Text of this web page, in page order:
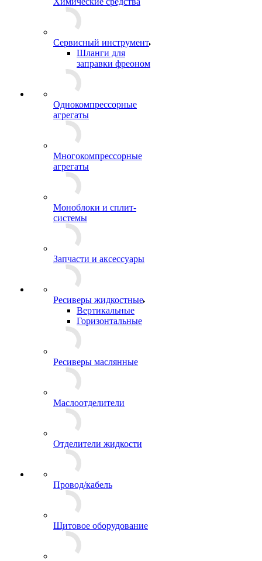
Сервисный инструмент
Шланги для
заправки фреоном
Однокомпрессорные
агрегаты
Многокомпрессорные
агрегаты
Моноблоки и сплит-
системы
Запчасти и аксессуары
Ресиверы жидкостные
Вертикальные
Горизонтальные
Ресиверы маслянные
Маслоотделители
Отделители жидкости
Провод/кабель
Щитовое оборудование